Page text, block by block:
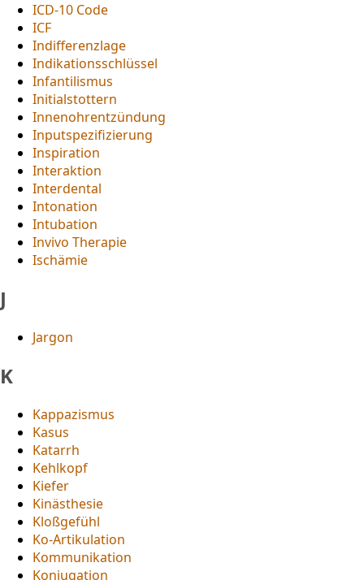
ICD-10 Code
ICF
Indifferenzlage
Indikationsschlüssel
Infantilismus
Initialstottern
Innenohrentzündung
Inputspezifizierung
Inspiration
Interaktion
Interdental
Intonation
Intubation
Invivo Therapie
Ischämie
J
Jargon
K
Kappazismus
Kasus
Katarrh
Kehlkopf
Kiefer
Kinästhesie
Kloßgefühl
Ko-Artikulation
Kommunikation
Konjugation